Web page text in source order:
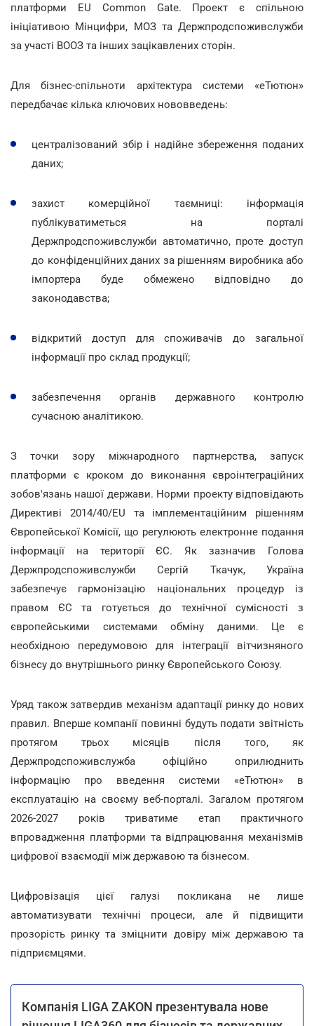
платформи EU Common Gate. Проект є спільною
ініціативою Мінцифри, МОЗ та Держпродспоживслужби
за участі ВООЗ та інших зацікавлених сторін.
Для бізнес-спільноти архітектура системи «еТютюн»
передбачає кілька ключових нововведень:
централізований збір і надійне збереження поданих
даних;
захист комерційної таємниці: інформація
публікуватиметься на порталі
Держпродспоживслужби автоматично, проте доступ
до конфіденційних даних за рішенням виробника або
імпортера буде обмежено відповідно до
законодавства;
відкритий доступ для споживачів до загальної
інформації про склад продукції;
забезпечення органів державного контролю
сучасною аналітикою.
З точки зору міжнародного партнерства, запуск
платформи є кроком до виконання євроінтеграційних
зобов'язань нашої держави. Норми проекту відповідають
Директиві 2014/40/EU та імплементаційним рішенням
Європейської Комісії, що регулюють електронне подання
інформації на території ЄС. Як зазначив Голова
Держпродспоживслужби Сергій Ткачук, Україна
забезпечує гармонізацію національних процедур із
правом ЄС та готується до технічної сумісності з
європейськими системами обміну даними. Це є
необхідною передумовою для інтеграції вітчизняного
бізнесу до внутрішнього ринку Європейського Союзу.
Уряд також затвердив механізм адаптації ринку до нових
правил. Вперше компанії повинні будуть подати звітність
протягом трьох місяців після того, як
Держпродспоживслужба офіційно оприлюднить
інформацію про введення системи «еТютюн» в
експлуатацію на своєму веб-порталі. Загалом протягом
2026-2027 років триватиме етап практичного
впровадження платформи та відпрацювання механізмів
цифрової взаємодії між державою та бізнесом.
Цифровізація цієї галузі покликана не лише
автоматизувати технічні процеси, але й підвищити
прозорість ринку та зміцнити довіру між державою та
підприємцями.
Компанія LIGA ZAKON презентувала нове